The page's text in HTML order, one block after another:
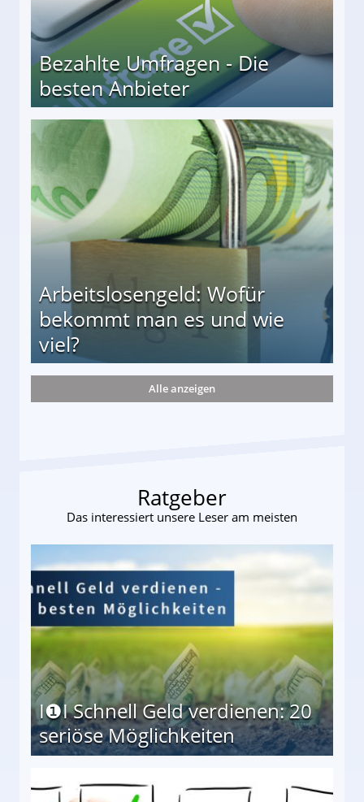
Bezahlte Umfragen - Die
besten Anbieter
Arbeitslosengeld: Wofür
bekommt man es und wie
viel?
und wie viel?
Alle anzeigen
Ratgeber
Das interessiert unsere Leser am meisten
I❶I Schnell Geld verdienen: 20
seriöse Möglichkeiten